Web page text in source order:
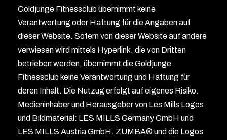
Goldjunge Fitnessclub übernimmt keine
Verantwortung oder Haftung für die Angaben auf
dieser Website. Sofern von dieser Website auf andere
verwiesen wird mittels Hyperlink, die von Dritten
betrieben werden, übernimmt die Goldjunge
Fitnessclub keine Verantwortung und Haftung für
deren Inhalt. Die Nutzug erfolgt auf eigenes Risiko.
Medieninhaber und Herausgeber von Les Mills Logos
und Bildmaterial: LES MILLS Germany GmbH und
LES MILLS Austria GmbH. ZUMBA® und die Logos